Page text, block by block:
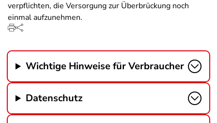
verpflichten, die Versorgung zur Überbrückung noch
einmal aufzunehmen.
Wichtige Hinweise für Verbraucher
Datenschutz